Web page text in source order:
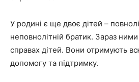
У родині є ще двоє дітей –
неповнолітній братик. Зараз
справах дітей. Вони отримують
допомогу та підтримку.